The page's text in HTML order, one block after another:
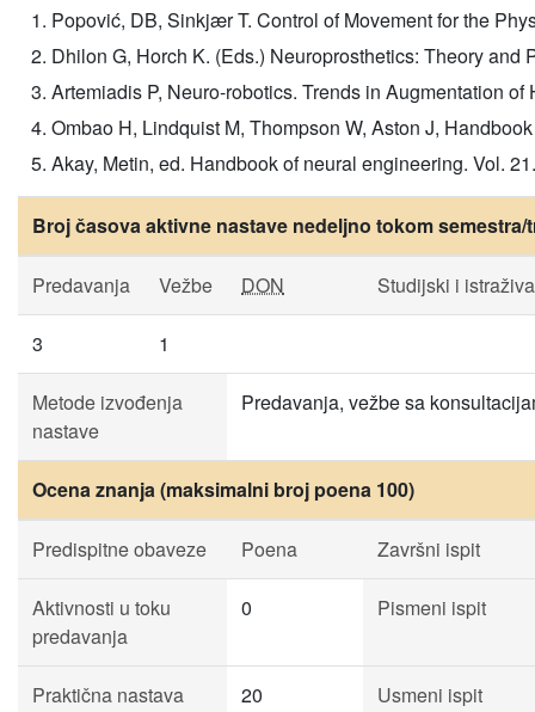
Popović, DB, Sinkjær T. Control of Movement for the
Dhilon G, Horch K. (Eds.) Neuroprosthetics: Theory and
Artemiadis P, Neuro-robotics. Trends in Augmentation of
Ombao H, Lindquist M, Thompson W, Aston J,
Akay, Metin, ed. Handbook of neural engineering. Vol.
Broj časova aktivne nastave nedeljno tokom
Predavanja Vežbe DON Studijski i
3 1
Metode izvođenja
nastave
Predavanja, vežbe sa
Ocena znanja (maksimalni broj poena 100)
Predispitne obaveze Poena Završni ispit
Aktivnosti u toku
predavanja
0 Pismeni ispit
Praktična nastava 20 Usmeni ispit